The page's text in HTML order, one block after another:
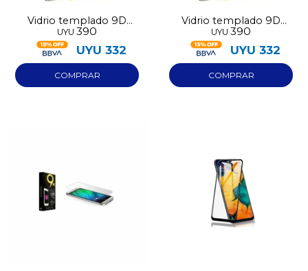
Vidrio templado 9D
Iphone 17 Air
UYU 390
UYU 332
Vidrio templado 9D
Iphone 16 Pro Max
UYU 390
UYU 332